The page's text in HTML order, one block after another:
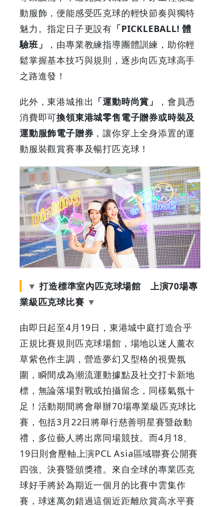
GOODEAL
Grab
Your
Coupons
Discounts
動服飾，便能感受匹克球的輕快節奏與獨特
魅力。指定日子更設有 「PICKLEBALL! 體
驗班」
，由專業教練指導團體訓練，助你輕
鬆掌握基本技巧與規則，逐步向匹克球高手
之路進發！
此外，東港城推出 「運動時尚賞」
，會員憑
消費即可換領東港城零售電子贈券或時裝及
運動服飾電子贈券 ，讓你穿上全身添置的運
動服裝觀賞賽事及暢打匹克球！
打造標準室內匹克球場館 上演70場專
業級匹克球比賽
由即日起至4月19日，東港城中庭打造合乎
正規比賽規則匹克球場館，場地以迷人薰衣
草紫色作主調，營造夢幻又型格的視覺氛
圍，瞬間成為潮流運動據點及社交打卡新地
標，無論落場對戰或拍攝留念，同樣氣氛十
足！活動期間將會舉辦70場專業級匹克球比
賽，包括3月22日將舉行慈善明星賽暨啟動
禮，多位藝人將出席同場競技。而4月18、
19日則會壓軸上演PCL Asia區域聯賽公開賽
四強、決賽暨頒獎禮。來自全球的專業匹克
球好手將於為期近一個月的比賽中雲集作
賽，球迷萬勿錯過這個近距離欣賞高水平賽